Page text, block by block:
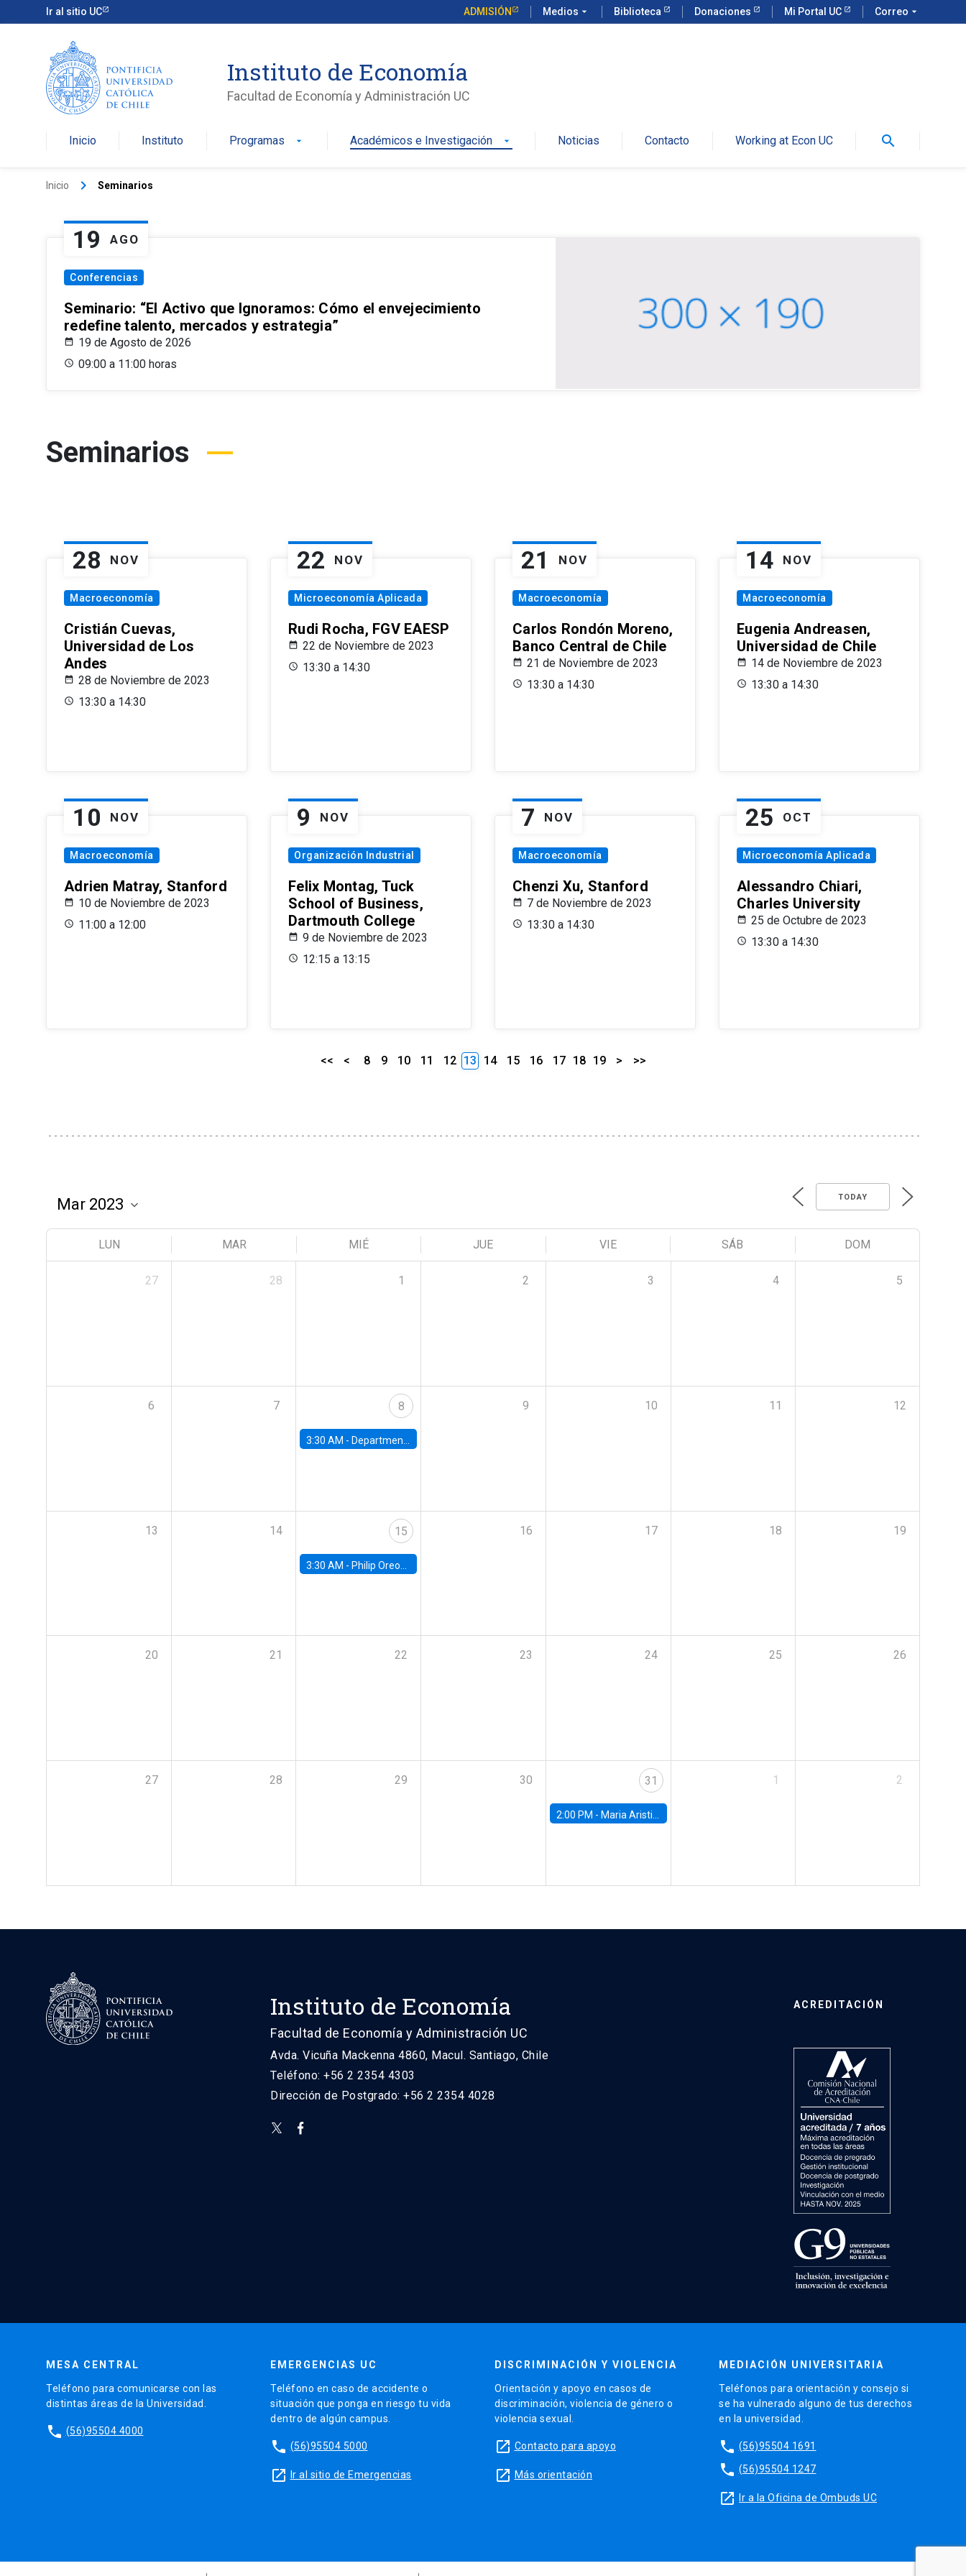
Ir al sitio UC ADMISIÓN Medios arrow_drop_down Biblioteca Donaciones Mi Portal UC Correo arrow_drop_down
Instituto de Economía
Facultad de Economía y Administración UC
Inicio Instituto Programas arrow_drop_down Académicos e Investigación arrow_drop_down Noticias Contacto Working at Econ UC search
Inicio keyboard_arrow_right Seminarios
19 AGO
Conferencias
Seminario: “El Activo que Ignoramos: Cómo el envejecimiento
redefine talento, mercados y estrategia”
19 de Agosto de 2026
09:00 a 11:00 horas
Seminarios
28 NOV
Macroeconomía
Cristián Cuevas,
Universidad de Los
Andes
28 de Noviembre de 2023
13:30 a 14:30
22 NOV
Microeconomía Aplicada
Rudi Rocha, FGV EAESP
22 de Noviembre de 2023
13:30 a 14:30
21 NOV
Macroeconomía
Carlos Rondón Moreno,
Banco Central de Chile
21 de Noviembre de 2023
13:30 a 14:30
14 NOV
Macroeconomía
Eugenia Andreasen,
Universidad de Chile
14 de Noviembre de 2023
13:30 a 14:30
10 NOV
Macroeconomía
Adrien Matray, Stanford
10 de Noviembre de 2023
11:00 a 12:00
9 NOV
Organización Industrial
Felix Montag, Tuck
School of Business,
Dartmouth College
9 de Noviembre de 2023
12:15 a 13:15
7 NOV
Macroeconomía
Chenzi Xu, Stanford
7 de Noviembre de 2023
13:30 a 14:30
25 OCT
Microeconomía Aplicada
Alessandro Chiari,
Charles University
25 de Octubre de 2023
13:30 a 14:30
<< < 8 9 10 11 12 13 14 15 16 17 18 19 > >>
TODAY
LUN MAR MIÉ JUE VIE SÁB DOM
27 28 1 2 3 4 5
6 7 8
3:30 AM - Department Seminar: James Robinson
9 10 11 12
13 14 15
3:30 AM - Philip Oreopolous, University of Toronto
16 17 18 19
20 21 22 23 24 25 26
27 28 29 30 31
2:00 PM - Maria Aristizabal-Ramirez, FED Board
1 2
Instituto de Economía
Facultad de Economía y Administración UC
Avda. Vicuña Mackenna 4860, Macul. Santiago, Chile
Teléfono: +56 2 2354 4303
Dirección de Postgrado: +56 2 2354 4028
ACREDITACIÓN
MESA CENTRAL
Teléfono para comunicarse con las
distintas áreas de la Universidad.
phone (56)95504 4000
EMERGENCIAS UC
Teléfono en caso de accidente o
situación que ponga en riesgo tu vida
dentro de algún campus.
phone (56)95504 5000
launch Ir al sitio de Emergencias
DISCRIMINACIÓN Y VIOLENCIA
Orientación y apoyo en casos de
discriminación, violencia de género o
violencia sexual.
launch Contacto para apoyo
launch Más orientación
MEDIACIÓN UNIVERSITARIA
Teléfonos para orientación y consejo si
se ha vulnerado alguno de tus derechos
en la universidad.
phone (56)95504 1691
phone (56)95504 1247
launch Ir a la Oficina de Ombuds UC